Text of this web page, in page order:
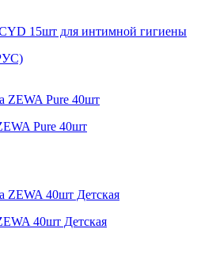
15шт для интимной гигиены
Pure 40шт
40шт Детская